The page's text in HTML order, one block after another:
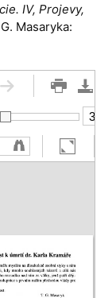
IV, Projevy,
Masaryka: